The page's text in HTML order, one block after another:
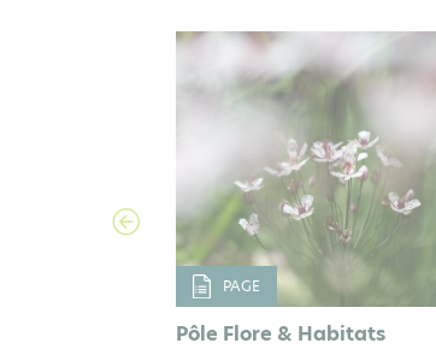
ACTUALITÉ
Comment conserver la flore